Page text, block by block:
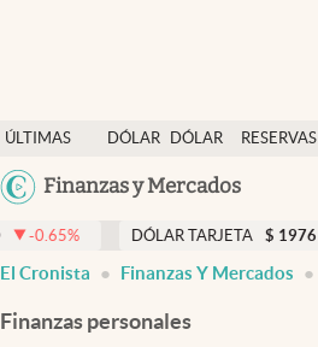
ÚLTIMAS
NOTICIAS
DÓLAR
DÓLAR
RESERVAS
Finanzas y Mercados
Dólar
Members
Economía y Política
Finanzas y Mercados
Mercados Online
DÓLAR TARJETA $ 1976 0.00 %
El Cronista Finanzas Y Mercados
Finanzas personales